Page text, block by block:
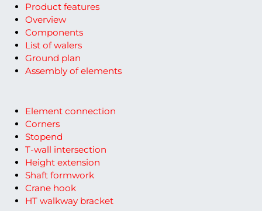
Product features
Overview
Components
List of walers
Ground plan
Assembly of elements
Element connection
Corners
Stopend
T-wall intersection
Height extension
Shaft formwork
Crane hook
HT walkway bracket